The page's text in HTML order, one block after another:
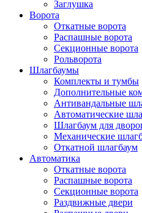
Заглушка
Ворота
Откатные ворота
Распашные ворота
Секционные ворота
Рольворота
Шлагбаумы
Комплекты и тумбы
Дополнительные
Антивандальные
Автоматические
Шлагбаум для
Механические
Откатной шлагбаум
Автоматика
Откатные ворота
Распашные ворота
Секционные ворота
Раздвижные двери